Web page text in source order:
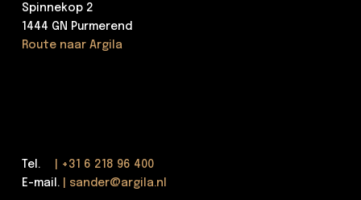
Spinnekop 2
1444 GN Purmerend
Route naar Argila
Tel.
| +31 6 218 96 400
E-mail.
| sander@argila.nl